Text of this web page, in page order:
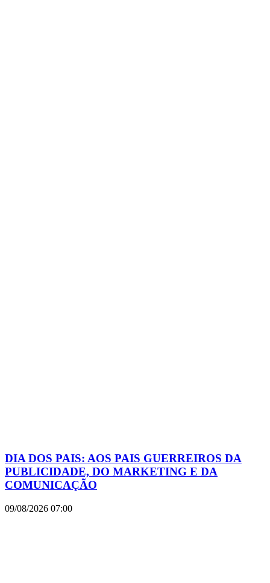
DIA DOS PAIS: AOS PAIS GUERREIROS DA
PUBLICIDADE, DO MARKETING E DA
COMUNICAÇÃO
09/08/2026 07:00